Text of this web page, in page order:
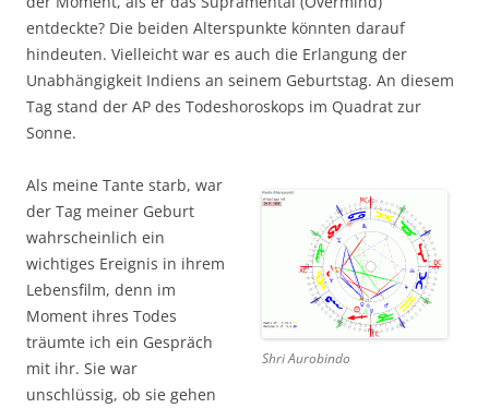
entdeckte? Die beiden Alterspunkte könnten darauf
hindeuten. Vielleicht war es auch die Erlangung der
Unabhängigkeit Indiens an seinem Geburtstag. An diesem
Tag stand der AP des Todeshoroskops im Quadrat zur
Sonne.
Shri Aurobindo
Als meine Tante starb, war
der Tag meiner Geburt
wahrscheinlich ein
wichtiges Ereignis in ihrem
Lebensfilm, denn im
Moment ihres Todes
träumte ich ein Gespräch
mit ihr. Sie war
unschlüssig, ob sie gehen